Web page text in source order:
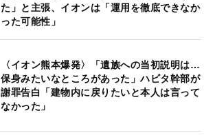
た」と主張、イオンは「運用を徹底できなか
った可能性」
〈イオン熊本爆発〉「遺族への当初説明は…
保身みたいなところがあった」ハビタ幹部が
謝罪告白「建物内に戻りたいと本人は言って
なかった」